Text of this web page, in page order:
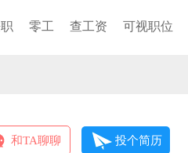
零工 查工资 可视职位
和TA聊聊 投个简历